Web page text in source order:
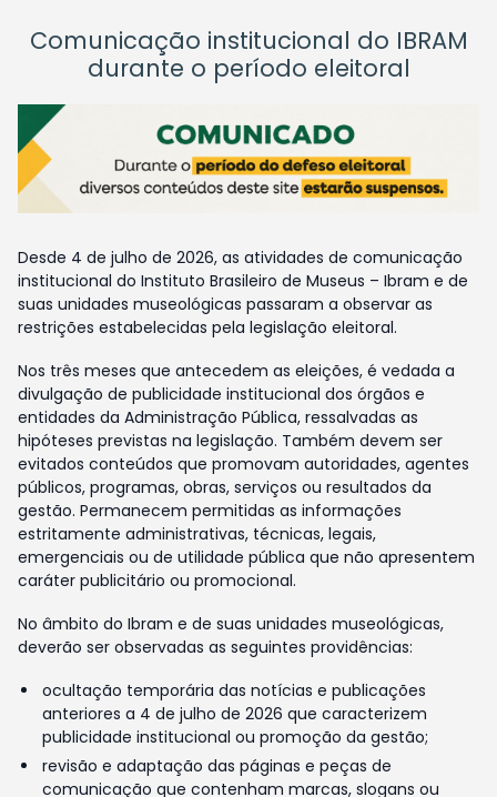
Comunicação institucional do IBRAM
durante o período eleitoral
Desde 4 de julho de 2026, as atividades de comunicação
institucional do Instituto Brasileiro de Museus – Ibram e de
suas unidades museológicas passaram a observar as
restrições estabelecidas pela legislação eleitoral.
Nos três meses que antecedem as eleições, é vedada a
divulgação de publicidade institucional dos órgãos e
entidades da Administração Pública, ressalvadas as
hipóteses previstas na legislação. Também devem ser
evitados conteúdos que promovam autoridades, agentes
públicos, programas, obras, serviços ou resultados da
gestão. Permanecem permitidas as informações
estritamente administrativas, técnicas, legais,
emergenciais ou de utilidade pública que não apresentem
caráter publicitário ou promocional.
No âmbito do Ibram e de suas unidades museológicas,
deverão ser observadas as seguintes providências:
ocultação temporária das notícias e publicações
anteriores a 4 de julho de 2026 que caracterizem
publicidade institucional ou promoção da gestão;
revisão e adaptação das páginas e peças de
comunicação que contenham marcas, slogans ou